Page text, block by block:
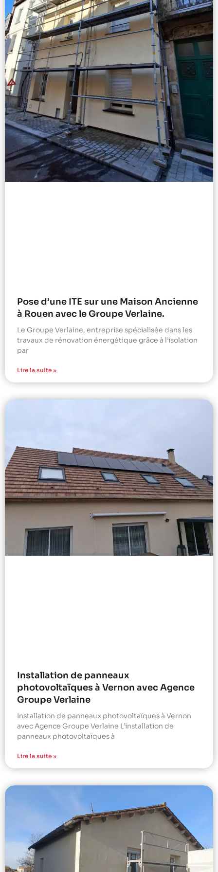
Pose d’une ITE sur une Maison Ancienne
à Rouen avec le Groupe Verlaine.
Le Groupe Verlaine, entreprise spécialisée dans les
travaux de rénovation énergétique grâce à l’isolation
par
Lire la suite »
Installation de panneaux
photovoltaïques à Vernon avec Agence
Groupe Verlaine
Installation de panneaux photovoltaïques à Vernon
avec Agence Groupe Verlaine L’installation de
panneaux photovoltaïques à
Lire la suite »